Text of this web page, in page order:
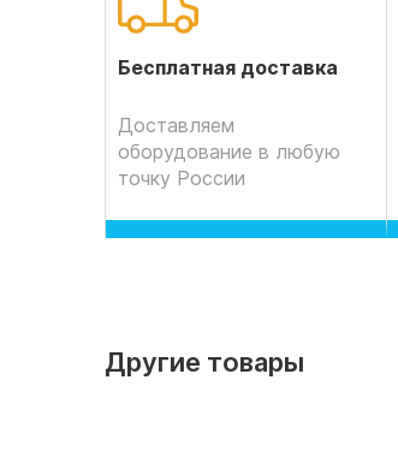
Бесплатная доставка
Доставляем
оборудование в любую
точку России
Другие товары